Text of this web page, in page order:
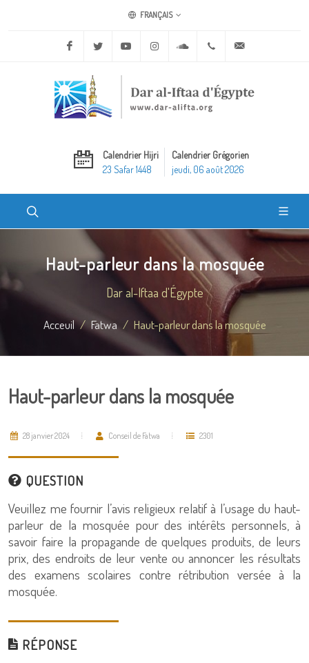
FRANÇAIS
Facebook Twitter Youtube Instagram Soundcloud+20 2 25970400
Calendrier Hijri
23 Safar 1448
Calendrier Grégorien
jeudi, 06 août 2026
Haut-parleur dans la mosquée
Dar al-Iftaa d'Égypte
Acceuil Fatwa Haut-parleur dans la mosquée
Haut-parleur dans la mosquée
28 janvier 2024 Conseil de Fatwa 2301
QUESTION
Veuillez me fournir l’avis religieux relatif à l’usage du haut-
parleur de la mosquée pour des intérêts personnels, à
savoir faire la propagande de quelques produits, de leurs
prix, des endroits de leur vente ou annoncer les résultats
des examens scolaires contre rétribution versée à la
mosquée.
RÉPONSE